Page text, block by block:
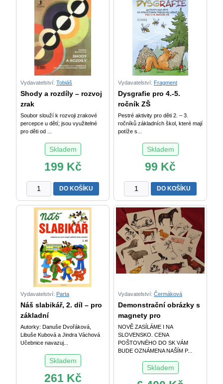
Vydavatelství: Tobiáš
Shody a rozdíly – rozvoj
zrak
Soubor slouží k rozvoji zrakové
percepce u dětí; jsou využitelné
pro děti od ...
Skladem
199 Kč
Shody
a
rozdíly
rozvoj
zrakového
vnímání
množství
DO KOŠÍKU
Vydavatelství: Fragment
Dysgrafie pro 4.-5.
ročník ZŠ
Pestré aktivity pro děti 2. – 3.
ročníků základních škol, které mají
potíže s...
Skladem
99 Kč
Dysgrafie
pro
4.-5.
ročník
ZŠ
množství
DO KOŠÍKU
Vydavatelství: Parta
Náš slabikář, 2. díl – pro
základní
Autorky: Danuše Dvořáková,
Libuše Kubová a Jindra Váchová
Učebnice navazuj...
Skladem
261 Kč
Vydavatelství: Čermáková
Demonstrační obrázky s
magnety pro
NOVĚ ZASÍLÁME I NA
SLOVENSKO. CENA
POŠTOVNÉHO DO SK VÁM
BUDE OZNÁMENA NAŠÍM P...
Skladem